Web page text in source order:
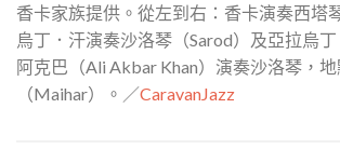
香卡家族提供。從左到右：香卡演奏西塔
烏丁．汗演奏沙洛琴（Sarod）及亞拉烏丁
阿克巴（Ali Akbar Khan）演奏沙洛琴，
（Maihar）。／CaravanJazz